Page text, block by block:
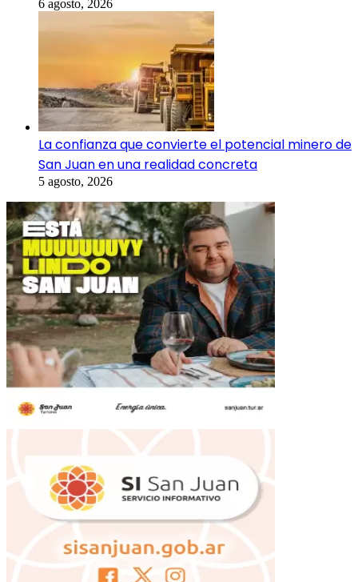
6 agosto, 2026
La confianza que convierte el potencial minero de
San Juan en una realidad concreta
5 agosto, 2026